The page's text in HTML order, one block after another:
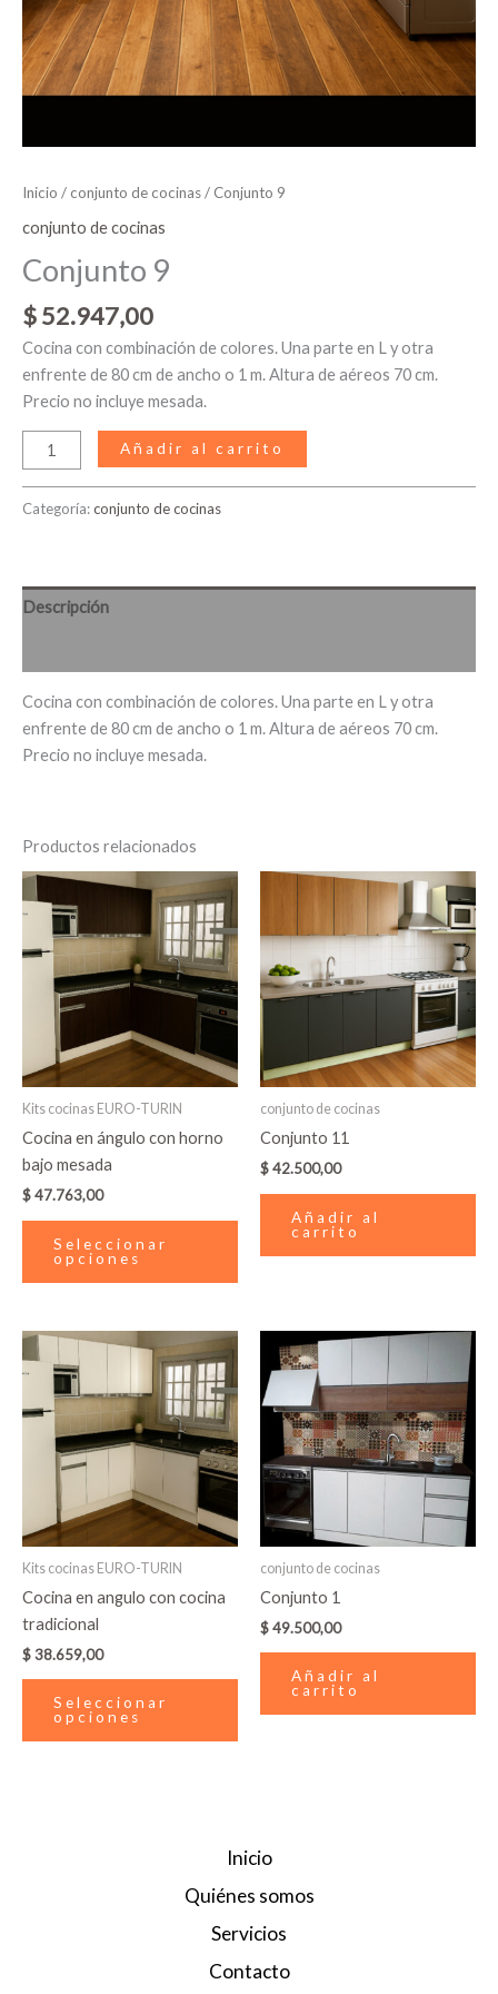
Inicio / conjunto de cocinas/ Conjunto 9
conjunto de cocinas
Conjunto 9
$52.947,00
Cocina con combinación de colores. Una parte en L y otra
enfrente de 80 cm de ancho o 1 m. Altura de aéreos 70 cm.
Precio no incluye mesada.
Añadir al carrito
Categoría:conjunto de cocinas
Descripción
Cocina con combinación de colores. Una parte en L y otra
enfrente de 80 cm de ancho o 1 m. Altura de aéreos 70 cm.
Precio no incluye mesada.
Productos relacionados
Kits cocinas EURO-TURIN
Cocina en ángulo con horno
bajo mesada
$47.763,00
Seleccionar
opciones
Este
tiene
múltiples
variantes.
Las
opciones
se
producto
conjunto de cocinas
Conjunto 11
$42.500,00
Añadir al
carrito
Kits cocinas EURO-TURIN
Cocina en angulo con cocina
tradicional
$38.659,00
Seleccionar
opciones
Este
producto
tiene
múltiples
variantes.
Las
opciones
producto
conjunto de cocinas
Conjunto 1
$49.500,00
Añadir al
carrito
Inicio
Quiénes somos
Servicios
Contacto